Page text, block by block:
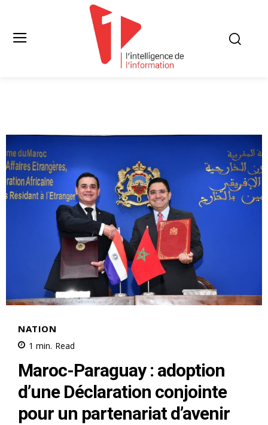
NATION
1 min. Read
Maroc-Paraguay : adoption
d’une Déclaration conjointe
pour un partenariat d’avenir